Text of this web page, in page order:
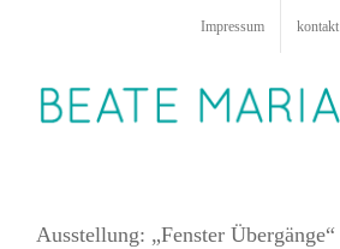
Impressum kontakt
Ausstellung: „Fenster Übergänge“